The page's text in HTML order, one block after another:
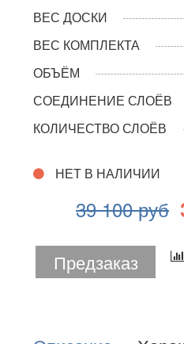
ВЕС ДОСКИ
ВЕС КОМПЛЕКТА
ОБЪЁМ
СОЕДИНЕНИЕ СЛОЁВ
КОЛИЧЕСТВО СЛОЁВ
НЕТ В НАЛИЧИИ
39 100 руб
Предзаказ